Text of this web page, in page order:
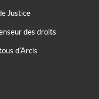
Justice
des droits
d'Arcis